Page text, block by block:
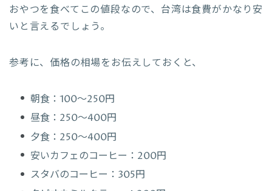
おやつを食べてこの値段なので、台湾は食費がかなり安
いと言えるでしょう。
参考に、価格の相場をお伝えしておくと、
朝食：100〜250円
昼食：250〜400円
夕食：250〜400円
安いカフェのコーヒー：200円
スタバのコーヒー：305円